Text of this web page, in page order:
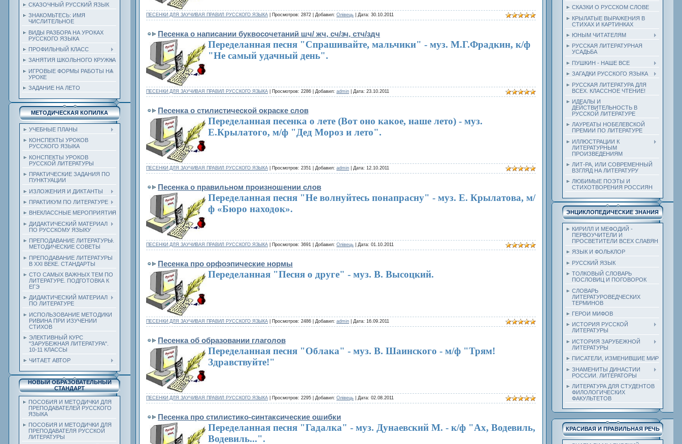
СКАЗОЧНЫЙ РУССКИЙ ЯЗЫК
ЗНАКОМЬТЕСЬ: ИМЯ
ЧИСЛИТЕЛЬНОЕ
ВИДЫ РАЗБОРА НА УРОКАХ
РУССКОГО ЯЗЫКА
ПРОФИЛЬНЫЙ КЛАСС
ЗАНЯТИЯ ШКОЛЬНОГО КРУЖКА
ИГРОВЫЕ ФОРМЫ РАБОТЫ НА
УРОКЕ
ЗАДАНИЕ НА ЛЕТО
МЕТОДИЧЕСКАЯ КОПИЛКА
УЧЕБНЫЕ ПЛАНЫ
КОНСПЕКТЫ УРОКОВ
РУССКОГО ЯЗЫКА
КОНСПЕКТЫ УРОКОВ
РУССКОЙ ЛИТЕРАТУРЫ
ПРАКТИЧЕСКИЕ ЗАДАНИЯ ПО
ПУНКТУАЦИИ
ИЗЛОЖЕНИЯ И ДИКТАНТЫ
ПРАКТИКУМ ПО ЛИТЕРАТУРЕ
ВНЕКЛАССНЫЕ МЕРОПРИЯТИЯ
ДИДАКТИЧЕСКИЙ МАТЕРИАЛ
ПО РУССКОМУ ЯЗЫКУ
ПРЕПОДАВАНИЕ ЛИТЕРАТУРЫ.
МЕТОДИЧЕСКИЕ СОВЕТЫ
ПРЕПОДАВАНИЕ ЛИТЕРАТУРЫ
В XXI ВЕКЕ. СТАНДАРТЫ
СТО САМЫХ ВАЖНЫХ ТЕМ ПО
ЛИТЕРАТУРЕ. ПОДГОТОВКА К
ЕГЭ
ДИДАКТИЧЕСКИЙ МАТЕРИАЛ
ПО ЛИТЕРАТУРЕ
ИСПОЛЬЗОВАНИЕ МЕТОДИКИ
РИВИНА ПРИ ИЗУЧЕНИИ
СТИХОВ
ЭЛЕКТИВНЫЙ КУРС
"ЗАРУБЕЖНАЯ ЛИТЕРАТУРА".
10-11 КЛАССЫ
ЧИТАЕТ АВТОР
НОВЫЙ ОБРАЗОВАТЕЛЬНЫЙ
СТАНДАРТ
ПОСОБИЯ И МЕТОДИЧКИ ДЛЯ
ПРЕПОДАВАТЕЛЕЙ РУССКОГО
ЯЗЫКА
ПОСОБИЯ И МЕТОДИЧКИ ДЛЯ
ПРЕПОДАВАТЕЛЯ РУССКОЙ
ЛИТЕРАТУРЫ
ПЕСЕНКИ ДЛЯ ЗАУЧИВАЯ ПРАВИЛ РУССКОГО ЯЗЫКА | Просмотров: 2872 | Добавил: Олівець | Дата: 30.10.2011
Песенка о написании буквосочетаний шч/ жч, сч/зч, стч/здч
Переделанная песня "Спрашивайте, мальчики" - муз. М.Г.Фрадкин, к/ф
"Не самый удачный день".
ПЕСЕНКИ ДЛЯ ЗАУЧИВАЯ ПРАВИЛ РУССКОГО ЯЗЫКА | Просмотров: 2286 | Добавил: admin | Дата: 23.10.2011
Песенка о стилистической окраске слов
Переделанная песенка о лете (Вот оно какое, наше лето) - муз.
Е.Крылатого, м/ф "Дед Мороз и лето".
ПЕСЕНКИ ДЛЯ ЗАУЧИВАЯ ПРАВИЛ РУССКОГО ЯЗЫКА | Просмотров: 2351 | Добавил: admin | Дата: 12.10.2011
Песенка о правильном произношении слов
Переделанная песня "Не волнуйтесь понапрасну" - муз. Е. Крылатова, м/
ф «Бюро находок».
ПЕСЕНКИ ДЛЯ ЗАУЧИВАЯ ПРАВИЛ РУССКОГО ЯЗЫКА | Просмотров: 3691 | Добавил: Олівець | Дата: 01.10.2011
Песенка про орфоэпические нормы
Переделанная "Песня о друге" - муз. В. Высоцкий.
ПЕСЕНКИ ДЛЯ ЗАУЧИВАЯ ПРАВИЛ РУССКОГО ЯЗЫКА | Просмотров: 2486 | Добавил: admin | Дата: 16.09.2011
Песенка об образовании глаголов
Переделанная песня "Облака" - муз. В. Шаинского - м/ф "Трям!
Здравствуйте!"
ПЕСЕНКИ ДЛЯ ЗАУЧИВАЯ ПРАВИЛ РУССКОГО ЯЗЫКА | Просмотров: 2295 | Добавил: Олівець | Дата: 02.08.2011
Песенка про стилистико-синтаксические ошибки
Переделанная песня "Гадалка" - муз. Дунаевский М. - к/ф "Ах, Водевиль,
Водевиль...".
СКАЗКИ О РУССКОМ СЛОВЕ
КРЫЛАТЫЕ ВЫРАЖЕНИЯ В
СТИХАХ И КАРТИНКАХ
ЮНЫМ ЧИТАТЕЛЯМ
РУССКАЯ ЛИТЕРАТУРНАЯ
УСАДЬБА
ПУШКИН - НАШЕ ВСЕ
ЗАГАДКИ РУССКОГО ЯЗЫКА
РУССКАЯ ЛИТЕРАТУРА ДЛЯ
ВСЕХ. КЛАССНОЕ ЧТЕНИЕ!
ИДЕАЛЫ И
ДЕЙСТВИТЕЛЬНОСТЬ В
РУССКОЙ ЛИТЕРАТУРЕ
ЛАУРЕАТЫ НОБЕЛЕВСКОЙ
ПРЕМИИ ПО ЛИТЕРАТУРЕ
ИЛЛЮСТРАЦИИ К
ЛИТЕРАТУРНЫМ
ПРОИЗВЕДЕНИЯМ
ЛИТ-РА, ИЛИ СОВРЕМЕННЫЙ
ВЗГЛЯД НА ЛИТЕРАТУРУ
ЛЮБИМЫЕ ПОЭТЫ И
СТИХОТВОРЕНИЯ РОССИЯН
ЭНЦИКЛОПЕДИЧЕСКИЕ ЗНАНИЯ
КИРИЛЛ И МЕФОДИЙ -
ПЕРВОУЧИТЕЛИ И
ПРОСВЕТИТЕЛИ ВСЕХ СЛАВЯН
ЯЗЫК И ФОЛЬКЛОР
РУССКИЙ ЯЗЫК
ТОЛКОВЫЙ СЛОВАРЬ
ПОСЛОВИЦ И ПОГОВОРОК
СЛОВАРЬ
ЛИТЕРАТУРОВЕДЧЕСКИХ
ТЕРМИНОВ
ГЕРОИ МИФОВ
ИСТОРИЯ РУССКОЙ
ЛИТЕРАТУРЫ
ИСТОРИЯ ЗАРУБЕЖНОЙ
ЛИТЕРАТУРЫ
ПИСАТЕЛИ, ИЗМЕНИВШИЕ МИР
ЗНАМЕНИТЫ ДИНАСТИИ
РОССИИ. ЛИТЕРАТОРЫ
ЛИТЕРАТУРА ДЛЯ СТУДЕНТОВ
ФИЛОЛОГИЧЕСКИХ
ФАКУЛЬТЕТОВ
КРАСИВАЯ И ПРАВИЛЬНАЯ РЕЧЬ